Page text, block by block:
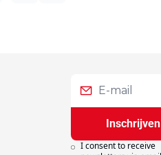
Inschrijven
I consent to receive